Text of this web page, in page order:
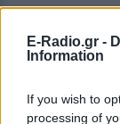
E-Radio.gr -
Information
If you wish to
processing of
ΔΕΙΤΕ